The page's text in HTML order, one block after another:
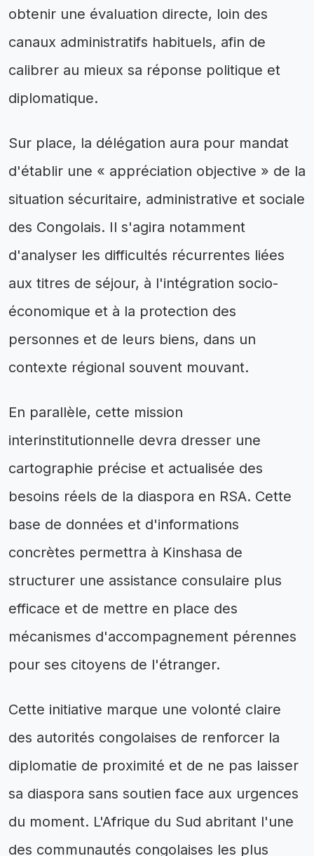
obtenir une évaluation directe, loin des
canaux administratifs habituels, afin de
calibrer au mieux sa réponse politique et
diplomatique.
Sur place, la délégation aura pour mandat
d'établir une « appréciation objective » de la
situation sécuritaire, administrative et sociale
des Congolais. Il s'agira notamment
d'analyser les difficultés récurrentes liées
aux titres de séjour, à l'intégration socio-
économique et à la protection des
personnes et de leurs biens, dans un
contexte régional souvent mouvant.
En parallèle, cette mission
interinstitutionnelle devra dresser une
cartographie précise et actualisée des
besoins réels de la diaspora en RSA. Cette
base de données et d'informations
concrètes permettra à Kinshasa de
structurer une assistance consulaire plus
efficace et de mettre en place des
mécanismes d'accompagnement pérennes
pour ses citoyens de l'étranger.
Cette initiative marque une volonté claire
des autorités congolaises de renforcer la
diplomatie de proximité et de ne pas laisser
sa diaspora sans soutien face aux urgences
du moment. L'Afrique du Sud abritant l'une
des communautés congolaises les plus